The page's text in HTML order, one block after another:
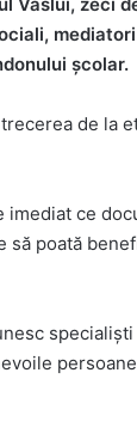
școlar.
de la
ce
poată